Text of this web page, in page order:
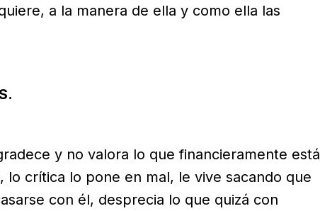
a la manera de ella y como ella las
y no valora lo que financieramente está
lo crítica lo pone en mal, le vive sacando que
con él, desprecia lo que quizá con